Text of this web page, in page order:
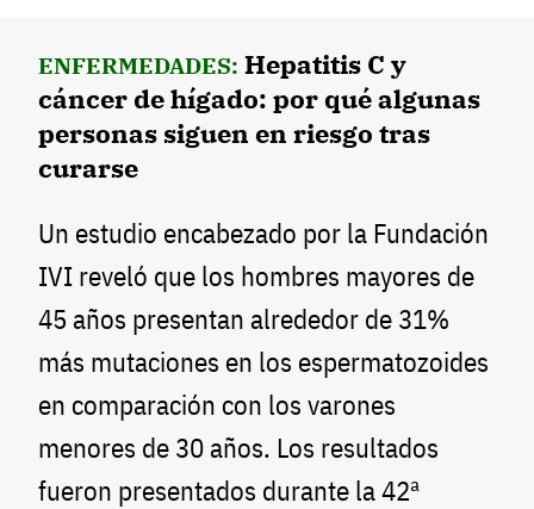
ENFERMEDADES: Hepatitis C y
cáncer de hígado: por qué algunas
personas siguen en riesgo tras
curarse
Un estudio encabezado por la Fundación
IVI reveló que los hombres mayores de
45 años presentan alrededor de 31%
más mutaciones en los espermatozoides
en comparación con los varones
menores de 30 años. Los resultados
fueron presentados durante la 42ª